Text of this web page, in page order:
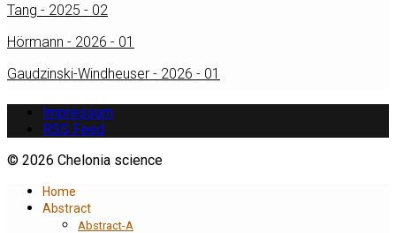
Tang - 2025 - 02
Hörmann - 2026 - 01
Gaudzinski-Windheuser - 2026 - 01
Impressum
RSS Feed
© 2026 Chelonia science
Home
Abstract
Abstract-A